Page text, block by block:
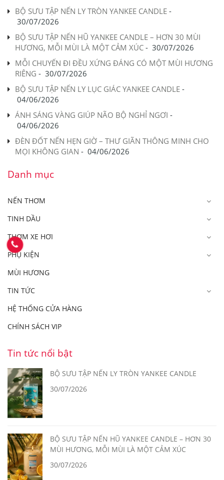
BỘ SƯU TẬP NẾN LY TRÒN YANKEE CANDLE -
30/07/2026
BỘ SƯU TẬP NẾN HŨ YANKEE CANDLE – HƠN 30 MÙI
HƯƠNG, MỖI MÙI LÀ MỘT CẢM XÚC - 30/07/2026
MỖI CHUYẾN ĐI ĐỀU XỨNG ĐÁNG CÓ MỘT MÙI HƯƠNG
RIÊNG - 30/07/2026
BỘ SƯU TẬP NẾN LY LỤC GIÁC YANKEE CANDLE -
04/06/2026
ÁNH SÁNG VÀNG GIÚP NÃO BỘ NGHỈ NGƠI -
04/06/2026
ĐÈN ĐỐT NẾN HẸN GIỜ – THƯ GIÃN THÔNG MINH CHO
MỌI KHÔNG GIAN - 04/06/2026
Danh mục
NẾN THƠM
TINH DẦU
THƠM XE HƠI
PHỤ KIỆN
MÙI HƯƠNG
TIN TỨC
HỆ THỐNG CỬA HÀNG
CHÍNH SÁCH VIP
Tin tức nổi bật
BỘ SƯU TẬP NẾN LY TRÒN YANKEE CANDLE
30/07/2026
BỘ SƯU TẬP NẾN HŨ YANKEE CANDLE – HƠN 30
MÙI HƯƠNG, MỖI MÙI LÀ MỘT CẢM XÚC
30/07/2026